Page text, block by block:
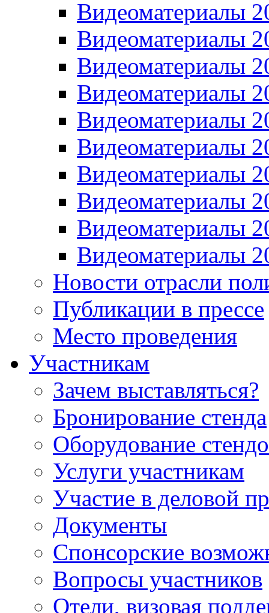
Видеоматериалы
Видеоматериалы
Видеоматериалы
Видеоматериалы
Видеоматериалы
Видеоматериалы
Видеоматериалы
Видеоматериалы
Видеоматериалы
Видеоматериалы
Новости отрасли
Публикации в прессе
Место проведения
Участникам
Зачем выставляться?
Бронирование стенда
Оборудование
Услуги участникам
Участие в деловой
Документы
Спонсорские
Вопросы участников
Отели, визовая